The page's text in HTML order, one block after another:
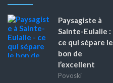
Paysagiste à
Sainte-Eulalie :
ce qui sépare le
bon de
l’excellent
Povoski